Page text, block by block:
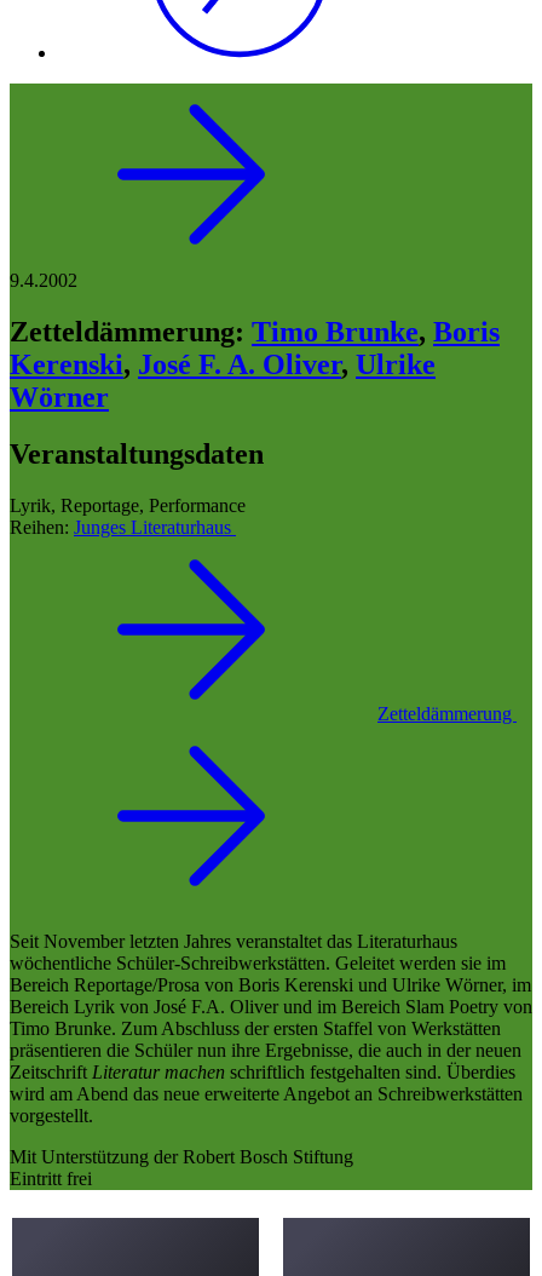
9.4.2002
Zetteldämmerung: Timo Brunke, Boris
Kerenski, José F. A. Oliver, Ulrike
Wörner
Veranstaltungsdaten
Lyrik, Reportage, Performance
Reihen: Junges Literaturhaus
Zetteldämmerung
Seit November letzten Jahres veranstaltet das Literaturhaus
wöchentliche Schüler-Schreibwerkstätten. Geleitet werden sie im
Bereich Reportage/Prosa von Boris Kerenski und Ulrike Wörner, im
Bereich Lyrik von José F.A. Oliver und im Bereich Slam Poetry von
Timo Brunke. Zum Abschluss der ersten Staffel von Werkstätten
präsentieren die Schüler nun ihre Ergebnisse, die auch in der neuen
Zeitschrift Literatur machen schriftlich festgehalten sind. Überdies
wird am Abend das neue erweiterte Angebot an Schreibwerkstätten
vorgestellt.
Mit Unterstützung der Robert Bosch Stiftung
Eintritt frei